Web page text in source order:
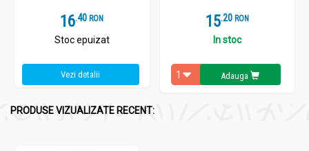
16.4 RON
Stoc epuizat
Vezi detalii
15.2 RON
In stoc
Adauga
PRODUSE VIZUALIZATE RECENT: